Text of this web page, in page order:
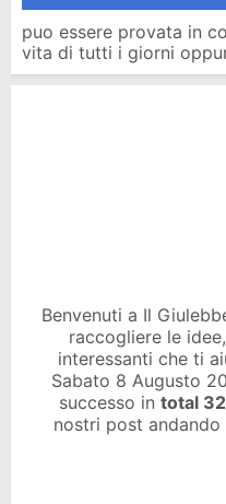
puo essere provata in
vita di tutti i giorni
Benvenuti a Il
raccogliere le
interessanti che ti
Sabato 8 Augusto
successo in total
nostri post andando